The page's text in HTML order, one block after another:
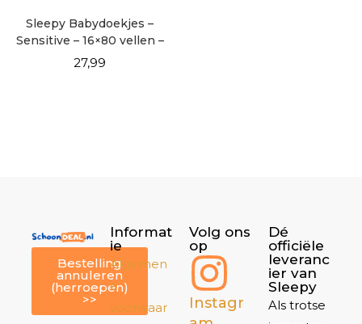
Sleepy Babydoekjes –
Sensitive – 16×80 vellen –
Voordeel Verpakking
27,99
Bestelling
annuleren
(herroepen)
>>
Informat
ie
Algemen
e
voorwaar
Volg ons
op
Instagr
Dé
officiële
leveranc
ier van
Sleepy
Als trotse